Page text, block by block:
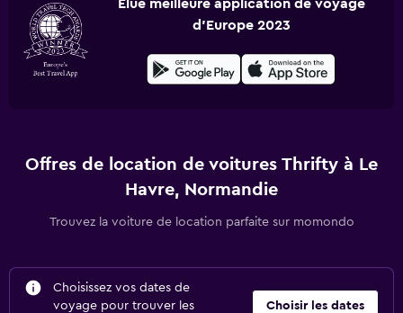
Élue meilleure application de voyage
d'Europe 2023
Offres de location de voitures Thrifty à Le
Havre, Normandie
Trouvez la voiture de location parfaite sur momondo
Choisissez vos dates de
voyage pour trouver les
Choisir les dates